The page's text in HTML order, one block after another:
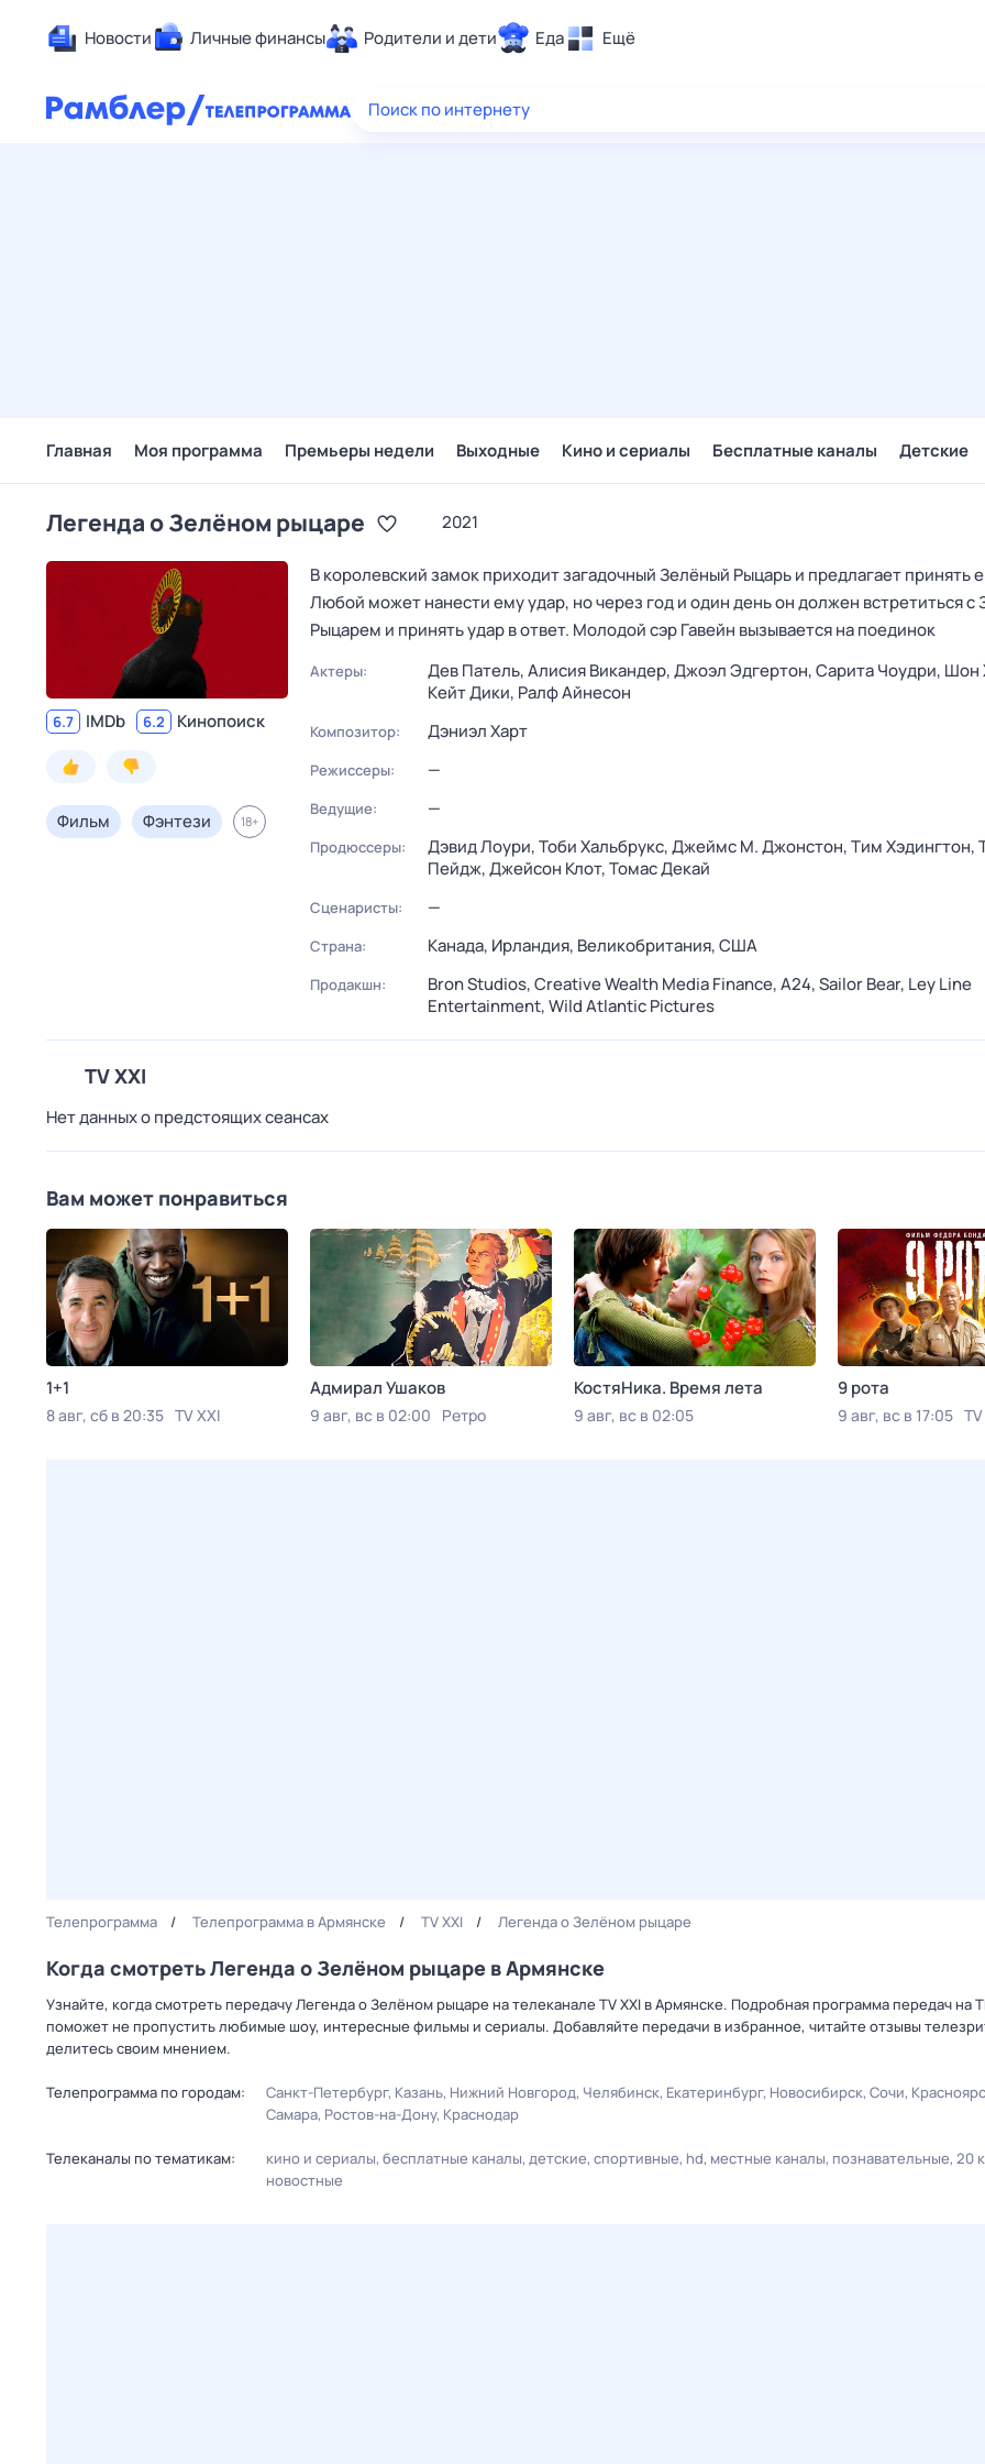
Новости Личные финансы Родители и дети Еда Ещё
Здоровье
Поиск по интернету
Главная Моя программа Премьеры недели Выходные Кино и сериалы Бесплатные каналы Детские
Легенда о Зелёном рыцаре 2021
6.7 IMDb 6.2 Кинопоиск
Фильм Фэнтези 18+
В королевский замок приходит загадочный Зелёный Рыцарь и предлагает принять
Любой может нанести ему удар, но через год и один день он должен встретиться с
Рыцарем и принять удар в ответ. Молодой сэр Гавейн вызывается на поединок
Актеры: Дев Патель,Алисия Викандер,Джоэл Эдгертон,Сарита Чоудри, Шон
Кейт Дики, Ралф Айнесон
Композитор: Дэниэл Харт
Режиссеры: —
Ведущие: —
Продюссеры: Дэвид Лоури,Тоби Хальбрукс,Джеймс М. Джонстон,Тим Хэдингтон,
Пейдж,Джейсон Клот,Томас Декай
Сценаристы: —
Страна: Канада, Ирландия, Великобритания,США
Продакшн: Bron Studios,Creative Wealth Media Finance,A24,Sailor Bear, Ley Line
Entertainment,Wild Atlantic Pictures
TV XXI
Нет данных о предстоящих сеансах
Вам может понравиться
1+1
8 авг, сб в 20:35 TV XXI
Адмирал Ушаков
9 авг, вс в 02:00 Ретро
КостяНика. Время лета
9 авг, вс в 02:05
9 рота
9 авг, вс в 17:05
Телепрограмма Телепрограмма в Армянске TV XXI Легенда о Зелёном рыцаре
Когда смотреть Легенда о Зелёном рыцаре в Армянске
Узнайте, когда смотреть передачу Легенда о Зелёном рыцаре на телеканале TV XXI в Армянске. Подробная программа передач на
поможет не пропустить любимые шоу, интересные фильмы и сериалы. Добавляйте передачи в избранное, читайте отзывы
делитесь своим мнением.
Телепрограмма по городам: Санкт-Петербург Казань Нижний Новгород Челябинск Екатеринбург Новосибирск Сочи
Самара Ростов-на-Дону Краснодар
Телеканалы по тематикам: кино и сериалы бесплатные каналы детские спортивные hd местные каналы познавательные 20
новостные